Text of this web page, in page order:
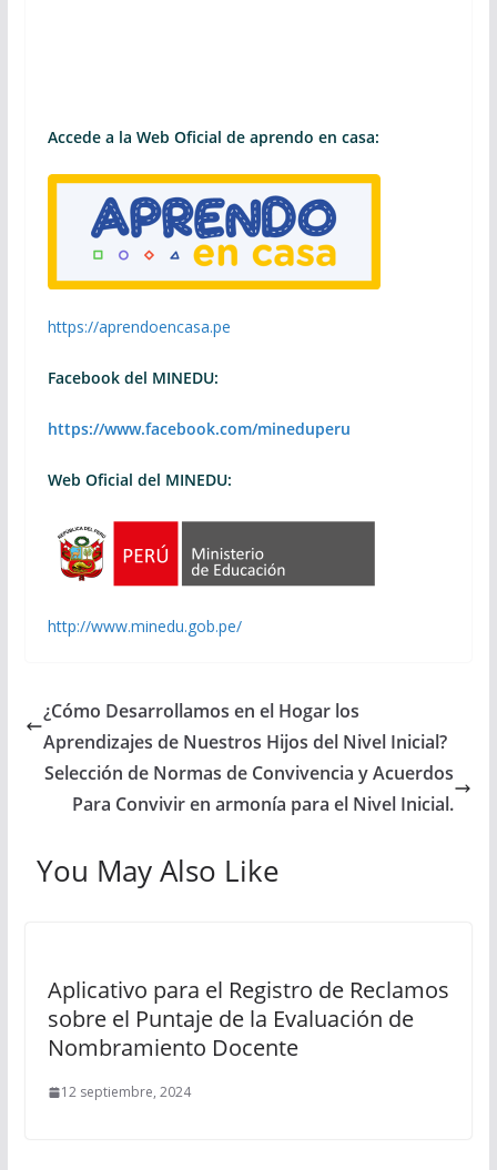
Accede a la Web Oficial de aprendo en casa:
https://aprendoencasa.pe
Facebook del MINEDU:
https://www.facebook.com/mineduperu
Web Oficial del MINEDU:
http://www.minedu.gob.pe/
¿Cómo Desarrollamos en el Hogar los
Aprendizajes de Nuestros Hijos del Nivel Inicial?
Selección de Normas de Convivencia y Acuerdos
Para Convivir en armonía para el Nivel Inicial.
You May Also Like
Aplicativo para el Registro de Reclamos
sobre el Puntaje de la Evaluación de
Nombramiento Docente
12 septiembre, 2024